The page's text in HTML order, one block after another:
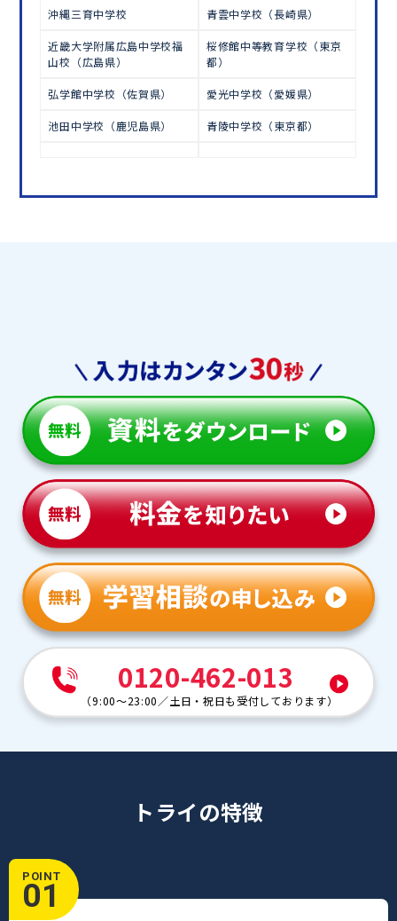
沖縄三育中学校 青雲中学校（長崎県）
近畿大学附属広島中学校福
山校（広島県）
桜修館中等教育学校（東京
都）
弘学館中学校（佐賀県） 愛光中学校（愛媛県）
池田中学校（鹿児島県） 青陵中学校（東京都）
0120-462-013
（9:00～23:00 ／土日・祝日も受付しております）
トライの特徴
POINT
01